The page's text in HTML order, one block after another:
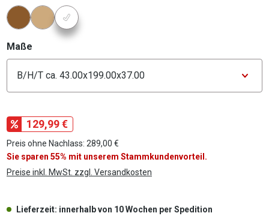
Konfigurator Farbe
Maße
129,99 €
Preis ohne Nachlass: 289,00 €
Sie sparen 55% mit unserem Stammkundenvorteil.
Preise inkl. MwSt. zzgl. Versandkosten
Lieferzeit: innerhalb von 10 Wochen per Spedition